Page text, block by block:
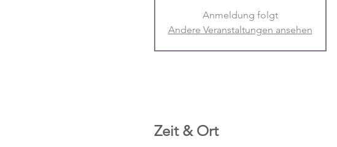
Anmeldung folgt
Andere Veranstaltungen ansehen
Zeit & Ort